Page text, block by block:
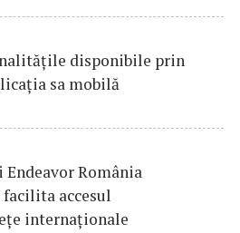
disponibile prin
sa mobilă
România
facilita accesul
internaţionale